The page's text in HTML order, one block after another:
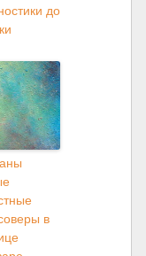
до
в